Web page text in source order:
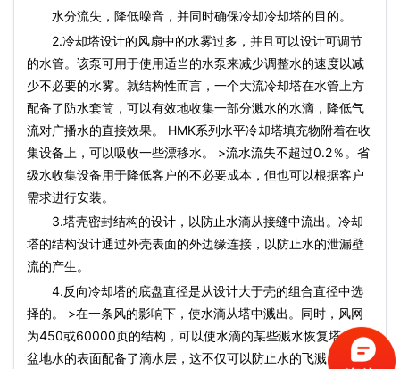
水分流失，降低噪音，并同时确保冷却冷却塔的目的。
2.冷却塔设计的风扇中的水雾过多，并且可以设计可调节
的水管。该泵可用于使用适当的水泵来减少调整水的速度以减
少不必要的水雾。就结构性而言，一个大流冷却塔在水管上方
配备了防水套筒，可以有效地收集一部分溅水的水滴，降低气
流对广播水的直接效果。 HMK系列水平冷却塔填充物附着在收
集设备上，可以吸收一些漂移水。 >流水流失不超过0.2％。省
级水收集设备用于降低客户的不必要成本，但也可以根据客户
需求进行安装。
3.塔壳密封结构的设计，以防止水滴从接缝中流出。冷却
塔的结构设计通过外壳表面的外边缘连接，以防止水的泄漏壁
流的产生。
4.反向冷却塔的底盘直径是从设计大于壳的组合直径中选
择的。 >在一条风的影响下，使水滴从塔中溅出。同时，风网
为450或60000页的结构，可以使水滴的某些溅水恢复塔，水
盆地水的表面配备了滴水层，这不仅可以防止水的飞溅，还可